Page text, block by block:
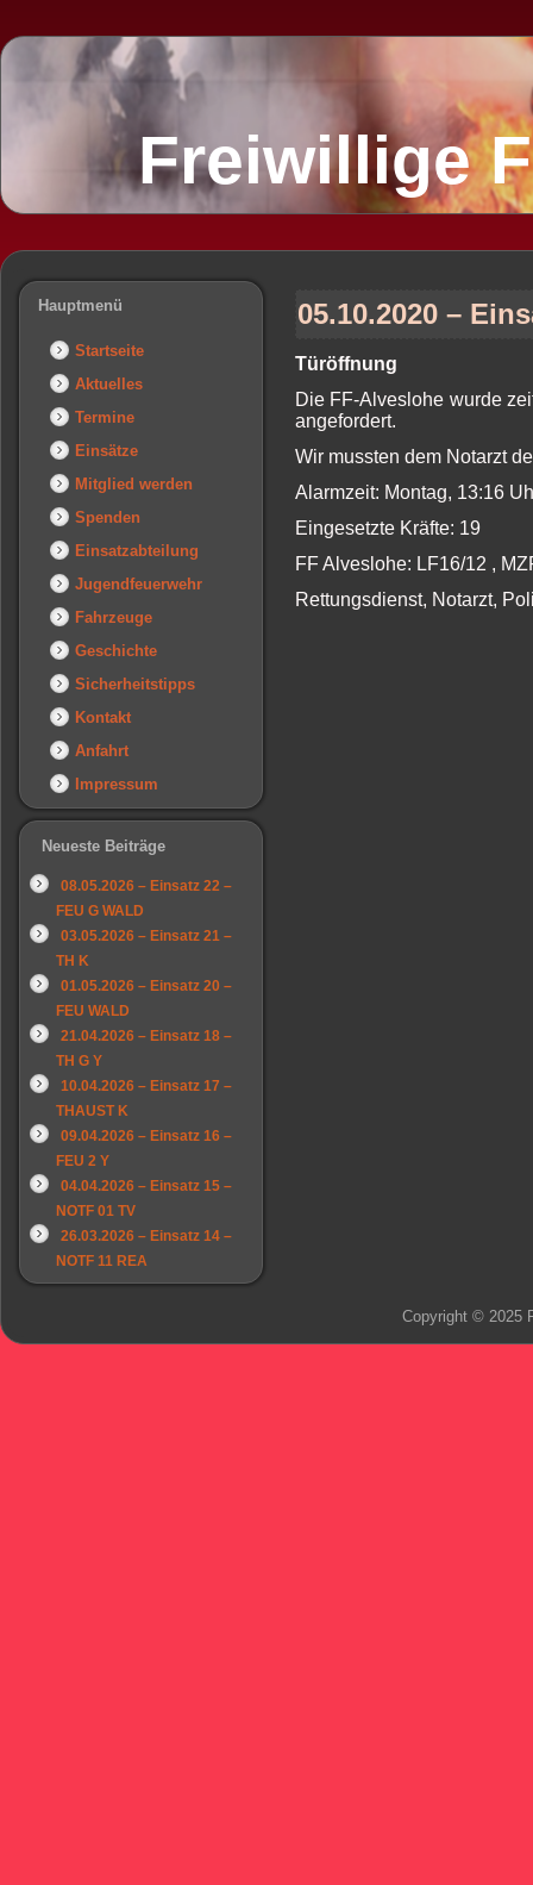
Freiwillige
Hauptmenü
Startseite
Aktuelles
Termine
Einsätze
Mitglied werden
Spenden
Einsatzabteilung
Jugendfeuerwehr
Fahrzeuge
Geschichte
Sicherheitstipps
Kontakt
Anfahrt
Impressum
Neueste Beiträge
08.05.2026 – Einsatz 22 –
FEU G WALD
03.05.2026 – Einsatz 21 –
TH K
01.05.2026 – Einsatz 20 –
FEU WALD
21.04.2026 – Einsatz 18 –
TH G Y
10.04.2026 – Einsatz 17 –
THAUST K
09.04.2026 – Einsatz 16 –
FEU 2 Y
04.04.2026 – Einsatz 15 –
NOTF 01 TV
26.03.2026 – Einsatz 14 –
NOTF 11 REA
05.10.2020 –
Türöffnung
Die FF-Alveslohe wurde
angefordert.
Wir mussten dem Notarzt
Alarmzeit: Montag, 13:16
Eingesetzte Kräfte: 19
FF Alveslohe: LF16/12 ,
Rettungsdienst, Notarzt,
Copyright © 2025